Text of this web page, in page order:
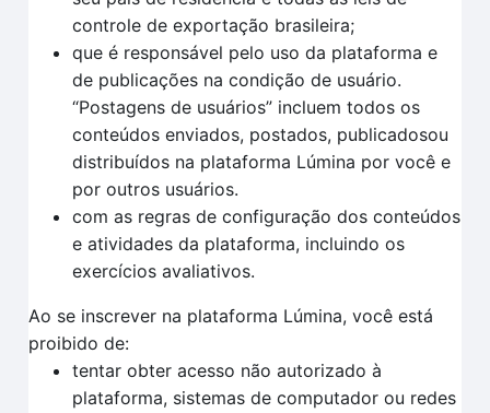
controle de exportação brasileira;
que é responsável pelo uso da plataforma e
de publicações na condição de usuário.
“Postagens de usuários” incluem todos os
conteúdos enviados, postados, publicadosou
distribuídos na plataforma Lúmina por você e
por outros usuários.
com as regras de configuração dos conteúdos
e atividades da plataforma, incluindo os
exercícios avaliativos.
Ao se inscrever na plataforma Lúmina, você está
proibido de:
tentar obter acesso não autorizado à
plataforma, sistemas de computador ou redes